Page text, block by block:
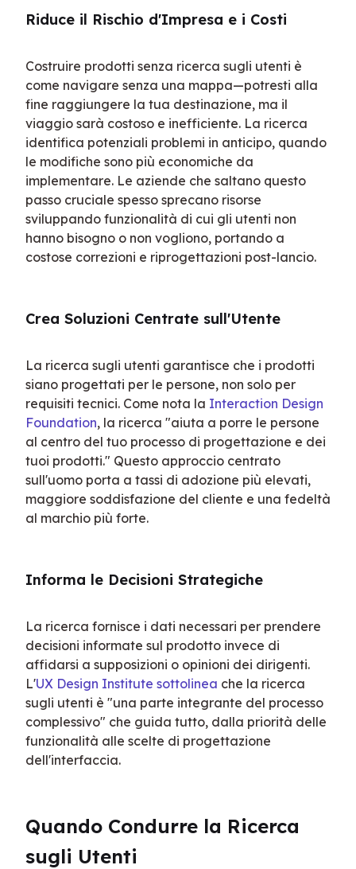
Riduce il Rischio d'Impresa e i Costi
Costruire prodotti senza ricerca sugli utenti è
come navigare senza una mappa—potresti alla
fine raggiungere la tua destinazione, ma il
viaggio sarà costoso e inefficiente. La ricerca
identifica potenziali problemi in anticipo, quando
le modifiche sono più economiche da
implementare. Le aziende che saltano questo
passo cruciale spesso sprecano risorse
sviluppando funzionalità di cui gli utenti non
hanno bisogno o non vogliono, portando a
costose correzioni e riprogettazioni post-lancio.
Crea Soluzioni Centrate sull'Utente
La ricerca sugli utenti garantisce che i prodotti
siano progettati per le persone, non solo per
requisiti tecnici. Come nota la Interaction Design
Foundation, la ricerca "aiuta a porre le persone
al centro del tuo processo di progettazione e dei
tuoi prodotti." Questo approccio centrato
sull'uomo porta a tassi di adozione più elevati,
maggiore soddisfazione del cliente e una fedeltà
al marchio più forte.
Informa le Decisioni Strategiche
La ricerca fornisce i dati necessari per prendere
decisioni informate sul prodotto invece di
affidarsi a supposizioni o opinioni dei dirigenti.
L'UX Design Institute sottolinea che la ricerca
sugli utenti è "una parte integrante del processo
complessivo" che guida tutto, dalla priorità delle
funzionalità alle scelte di progettazione
dell'interfaccia.
Quando Condurre la Ricerca
sugli Utenti